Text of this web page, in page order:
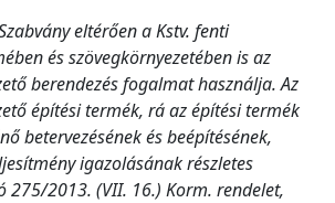
eltérően a Kstv. fenti
és szövegkörnyezetében is az
berendezés fogalmat használja. Az
építési termék, rá az építési termék
betervezésének és beépítésének,
igazolásának részletes
275/2013. (VII. 16.) Korm. rendelet,